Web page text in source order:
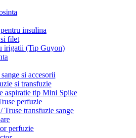
insulina
filet
irigatii (Tip Guyon)
si accesorii
și transfuzie
aspiratie tip Mini Spike
perfuzie
Truse transfuzie sange
perfuzie